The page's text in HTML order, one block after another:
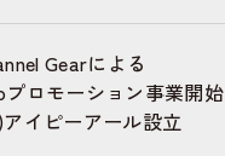
Gearによる
プロモーション事業開始
イピーアール設立